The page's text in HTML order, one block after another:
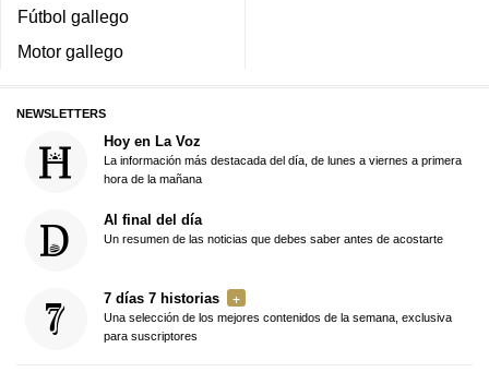
Fútbol gallego
Motor gallego
NEWSLETTERS
Hoy en La Voz
La información más destacada del día, de lunes a viernes a primera
hora de la mañana
Al final del día
Un resumen de las noticias que debes saber antes de acostarte
7 días 7 historias
Una selección de los mejores contenidos de la semana, exclusiva
para suscriptores